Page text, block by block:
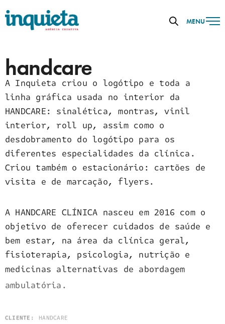
MENU
handcare
A Inquieta criou o logótipo e toda a
linha gráfica usada no interior da
HANDCARE: sinalética, montras, vinil
interior, roll up, assim como o
desdobramento do logótipo para os
diferentes especialidades da clínica.
Criou também o estacionário: cartões de
visita e de marcação, flyers.
A HANDCARE CLÍNICA nasceu em 2016 com o
objetivo de oferecer cuidados de saúde e
bem estar, na área da clínica geral,
fisioterapia, psicologia, nutrição e
medicinas alternativas de abordagem
ambulatória.
CLIENTE: HANDCARE